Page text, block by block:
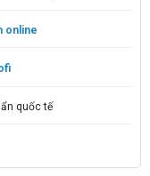
online
quốc tế